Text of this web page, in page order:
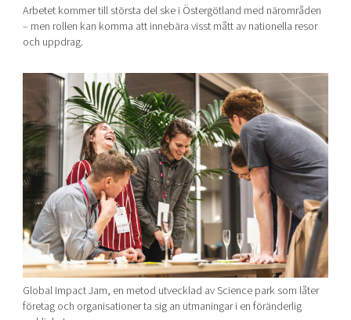
Arbetet kommer till största del ske i Östergötland med närområden
– men rollen kan komma att innebära visst mått av nationella resor
och uppdrag.
Global Impact Jam, en metod utvecklad av Science park som låter
företag och organisationer ta sig an utmaningar i en föränderlig